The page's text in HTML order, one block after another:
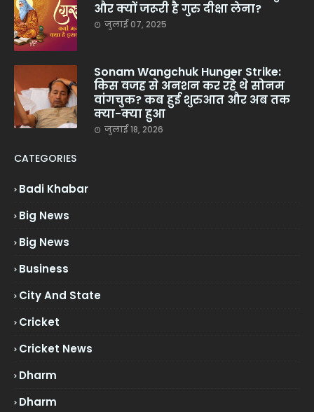
और क्यों जरूरी है गुरु दीक्षा लेना?
जुलाई 07, 2025
Sonam Wangchuk Hunger Strike:
किस वजह से अनशन कर रहे थे सोनम
वांगचुक? कब हुई शुरुआत और अब तक
क्या-क्या हुआ
जुलाई 18, 2026
CATEGORIES
Badi Khabar
Big News
Big News
Business
City And State
Cricket
Cricket News
Dharm
Dharm